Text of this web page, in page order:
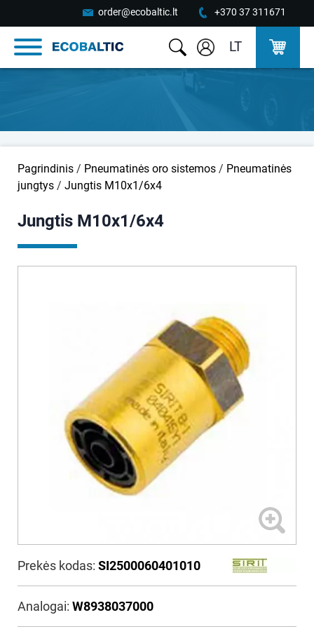
order@ecobaltic.lt +370 37 311671
LT
Pagrindinis / Pneumatinės oro sistemos / Pneumatinės
jungtys / Jungtis M10x1/6x4
Jungtis M10x1/6x4
Prekės kodas: SI2500060401010
Analogai: W8938037000